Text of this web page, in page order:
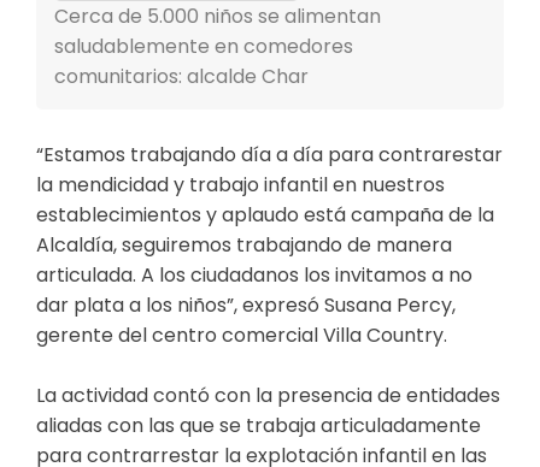
Cerca de 5.000 niños se alimentan
saludablemente en comedores
comunitarios: alcalde Char
“Estamos trabajando día a día para contrarestar
la mendicidad y trabajo infantil en nuestros
establecimientos y aplaudo está campaña de la
Alcaldía, seguiremos trabajando de manera
articulada. A los ciudadanos los invitamos a no
dar plata a los niños”, expresó Susana Percy,
gerente del centro comercial Villa Country.
La actividad contó con la presencia de entidades
aliadas con las que se trabaja articuladamente
para contrarrestar la explotación infantil en las